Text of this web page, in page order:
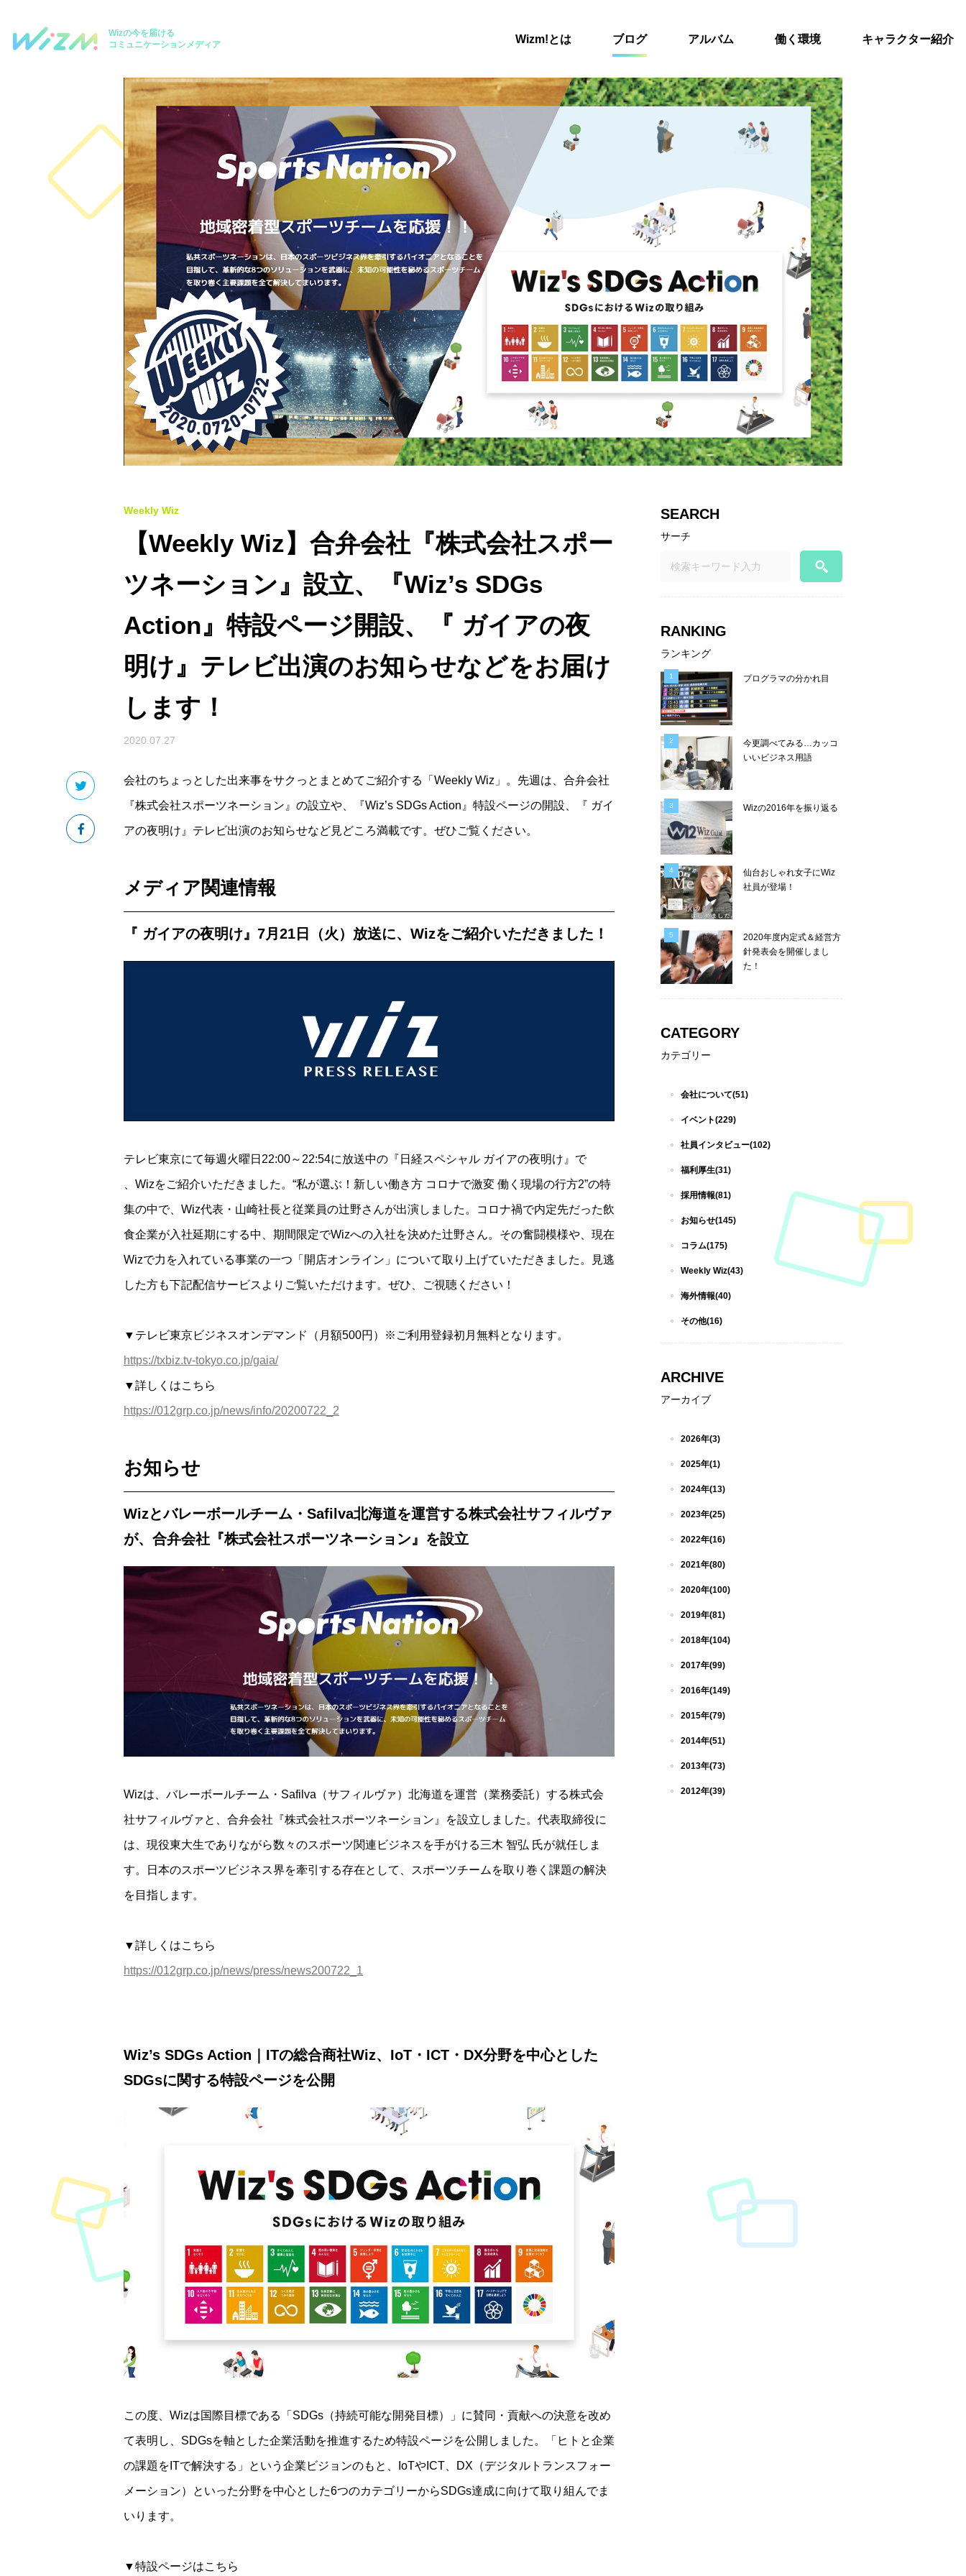
Wizの今を届ける
コミュニケーションメディア
Wizm!とは ブログ アルバム 働く環境 キャラクター紹介
Weekly Wiz
【Weekly Wiz】合弁会社『株式会社スポー
ツネーション』設立、『Wiz’s SDGs
Action』特設ページ開設、『 ガイアの夜
明け』テレビ出演のお知らせなどをお届け
します！
2020.07.27
会社のちょっとした出来事をサクっとまとめてご紹介する「Weekly Wiz」。先週は、合弁会社
『株式会社スポーツネーション』の設立や、『Wiz’s SDGs Action』特設ページの開設、『 ガイ
アの夜明け』テレビ出演のお知らせなど見どころ満載です。ぜひご覧ください。
メディア関連情報
『 ガイアの夜明け』7月21日（火）放送に、Wizをご紹介いただきました！
テレビ東京にて毎週火曜日22:00～22:54に放送中の『日経スペシャル ガイアの夜明け』で
、Wizをご紹介いただきました。“私が選ぶ！新しい働き方 コロナで激変 働く現場の行方2”の特
集の中で、Wiz代表・山崎社長と従業員の辻野さんが出演しました。コロナ禍で内定先だった飲
食企業が入社延期にする中、期間限定でWizへの入社を決めた辻野さん。その奮闘模様や、現在
Wizで力を入れている事業の一つ「開店オンライン」について取り上げていただきました。見逃
した方も下記配信サービスよりご覧いただけます。ぜひ、ご視聴ください！
▼テレビ東京ビジネスオンデマンド（月額500円）※ご利用登録初月無料となります。
https://txbiz.tv-tokyo.co.jp/gaia/
▼詳しくはこちら
https://012grp.co.jp/news/info/20200722_2
お知らせ
Wizとバレーボールチーム・Safilva北海道を運営する株式会社サフィルヴァ
が、合弁会社『株式会社スポーツネーション』を設立
Wizは、バレーボールチーム・Safilva（サフィルヴァ）北海道を運営（業務委託）する株式会
社サフィルヴァと、合弁会社『株式会社スポーツネーション』を設立しました。代表取締役に
は、現役東大生でありながら数々のスポーツ関連ビジネスを手がける三木 智弘 氏が就任しま
す。日本のスポーツビジネス界を牽引する存在として、スポーツチームを取り巻く課題の解決
を目指します。
▼詳しくはこちら
https://012grp.co.jp/news/press/news200722_1
Wiz’s SDGs Action｜ITの総合商社Wiz、IoT・ICT・DX分野を中心とした
SDGsに関する特設ページを公開
この度、Wizは国際目標である「SDGs（持続可能な開発目標）」に賛同・貢献への決意を改め
て表明し、SDGsを軸とした企業活動を推進するため特設ページを公開しました。「ヒトと企業
の課題をITで解決する」という企業ビジョンのもと、IoTやICT、DX（デジタルトランスフォー
メーション）といった分野を中心とした6つのカテゴリーからSDGs達成に向けて取り組んでま
いります。
▼特設ページはこちら
SEARCH
サーチ
RANKING
ランキング
プログラマの分かれ目
今更調べてみる…カッコ
いいビジネス用語
Wizの2016年を振り返る
仙台おしゃれ女子にWiz
社員が登場！
2020年度内定式＆経営方
針発表会を開催しまし
た！
CATEGORY
カテゴリー
会社について(51)
イベント(229)
社員インタビュー(102)
福利厚生(31)
採用情報(81)
お知らせ(145)
コラム(175)
Weekly Wiz(43)
海外情報(40)
その他(16)
ARCHIVE
アーカイブ
2026年(3)
2025年(1)
2024年(13)
2023年(25)
2022年(16)
2021年(80)
2020年(100)
2019年(81)
2018年(104)
2017年(99)
2016年(149)
2015年(79)
2014年(51)
2013年(73)
2012年(39)